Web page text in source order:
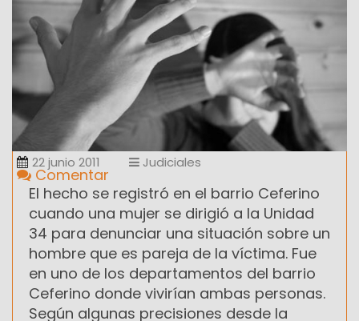
22 junio 2011 Judiciales
Comentar
El hecho se registró en el barrio Ceferino
cuando una mujer se dirigió a la Unidad
34 para denunciar una situación sobre un
hombre que es pareja de la víctima. Fue
en uno de los departamentos del barrio
Ceferino donde vivirían ambas personas.
Según algunas precisiones desde la